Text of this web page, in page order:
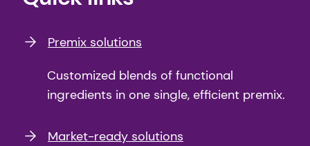
Premix solutions
Customized blends of functional
ingredients in one single, efficient premix.
Market-ready solutions